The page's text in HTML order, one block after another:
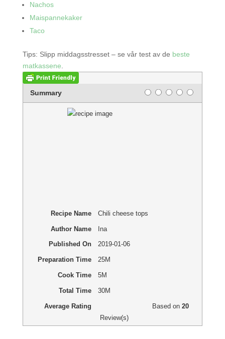
Nachos
Maispannekaker
Taco
Tips: Slipp middagsstresset – se vår test av de beste
matkassene
Summary Rating1 star2 stars3 stars4 stars
Recipe Name Chili cheese tops
Author Name Ina
Published On 2019-01-06
Preparation Time 25M
Cook Time 5M
Total Time 30M
Average Rating Based on 20
Review(s)